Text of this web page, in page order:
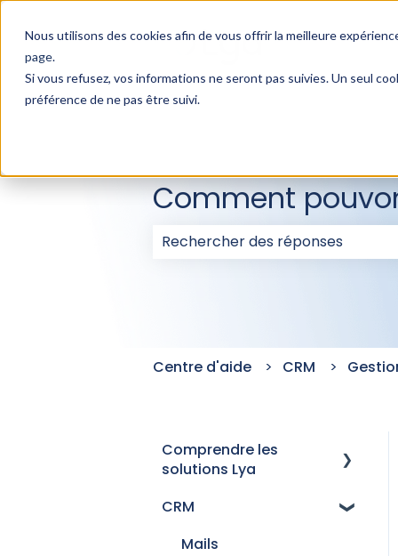
Nous utilisons des cookies afin de vous offrir la meilleure
page.
Si vous refusez, vos informations ne seront pas suivies. Un seul
préférence de ne pas être suivi.
Comment
Il n'y a aucune suggestion car
Centre d'aide CRM
Comprendre les
solutions Lya
Historique des versions
CRM
Mails